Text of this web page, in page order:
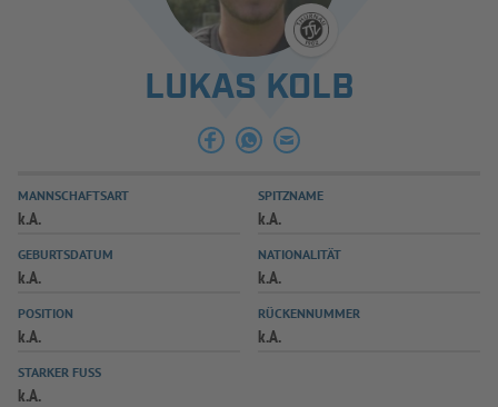
SPIELBETRIEB & VERBANDSLEBEN
AUSBILDUNG & FÖRDERUNG
SPIELPLUS
LUKAS KOLB
MANNSCHAFTSART
k.A.
SPITZNAME
k.A.
GEBURTSDATUM
k.A.
NATIONALITÄT
k.A.
POSITION
k.A.
RÜCKENNUMMER
k.A.
STARKER FUSS
k.A.